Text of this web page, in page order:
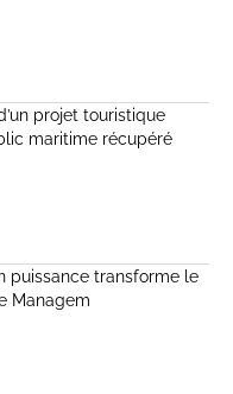
projet touristique
maritime récupéré
puissance transforme le
Managem